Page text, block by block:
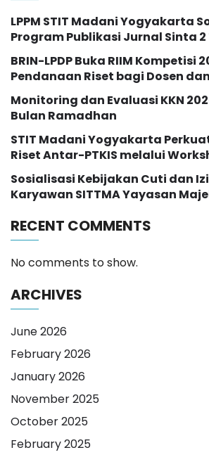
LPPM STIT Madani Yogyakarta
Program Publikasi Jurnal Sinta 2
BRIN-LPDP Buka RIIM Kompetisi
Pendanaan Riset bagi Dosen
Monitoring dan Evaluasi KKN
Bulan Ramadhan
STIT Madani Yogyakarta
Riset Antar-PTKIS melalui
Pendampingan Proposal Hibah
Sosialisasi Kebijakan Cuti dan
Karyawan SITTMA Yayasan
RECENT COMMENTS
No comments to show.
ARCHIVES
June 2026
February 2026
January 2026
November 2025
October 2025
February 2025